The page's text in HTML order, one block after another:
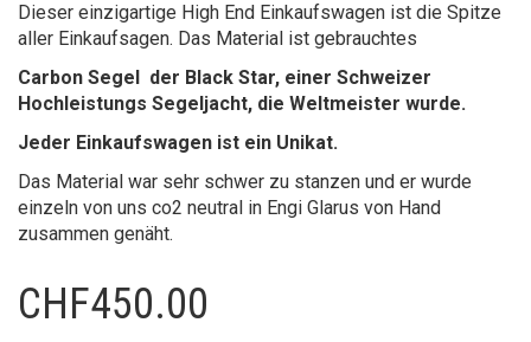
Dieser einzigartige High End Einkaufswagen ist die Spitze
aller Einkaufsagen. Das Material ist gebrauchtes
Carbon Segel der Black Star, einer Schweizer
Hochleistungs Segeljacht, die Weltmeister wurde.
Jeder Einkaufswagen ist ein Unikat.
Das Material war sehr schwer zu stanzen und er wurde
einzeln von uns co2 neutral in Engi Glarus von Hand
zusammen genäht.
CHF450.00